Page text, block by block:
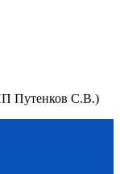
Путенков С.В.)